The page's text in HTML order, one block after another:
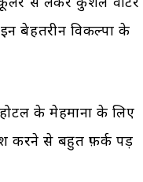
बेहतरीन विकल्पों के
के मेहमानों के लिए
करने से बहुत फ़र्क पड़